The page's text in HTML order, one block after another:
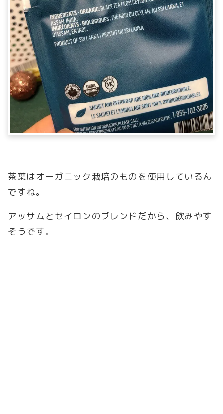
茶葉はオーガニック栽培のものを使用しているん
ですね。
アッサムとセイロンのブレンドだから、飲みやす
そうです。